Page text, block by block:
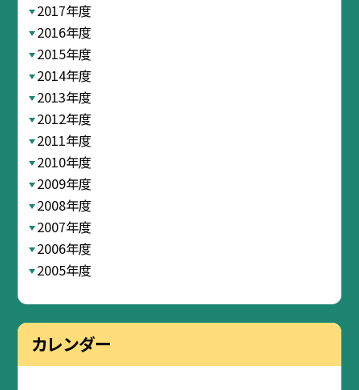
2017年度
2016年度
2015年度
2014年度
2013年度
2012年度
2011年度
2010年度
2009年度
2008年度
2007年度
2006年度
2005年度
カレンダー